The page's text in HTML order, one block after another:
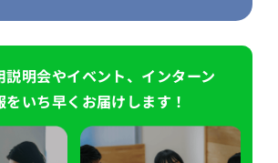
説明会やイベント、インターン
をいち早くお届けします！